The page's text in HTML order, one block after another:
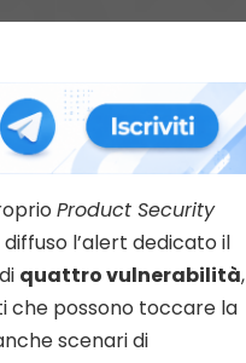
Product Security
diffuso l’alert dedicato il
quattro vulnerabilità,
che possono toccare la
scenari di